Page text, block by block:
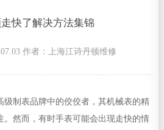
快了解决方法集锦
作者：上海江诗丹顿维修
制表品牌中的佼佼者，其机械表的精
。然而，有时手表可能会出现走快的情